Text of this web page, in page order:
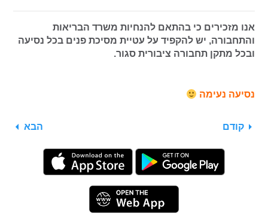
אנו מזכירים כי בהתאם להנחיות משרד הבריאות
והתחבורה, יש להקפיד על עטיית מסיכת פנים בכל נסיעה
ובכל מתקן תחבורה ציבורית סגור.
נסיעה נעימה
קודם הבא